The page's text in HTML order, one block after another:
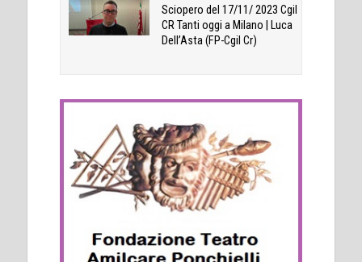
Sciopero del 17/11/ 2023 Cgil
CR Tanti oggi a Milano | Luca
Dell’Asta (FP-Cgil Cr)